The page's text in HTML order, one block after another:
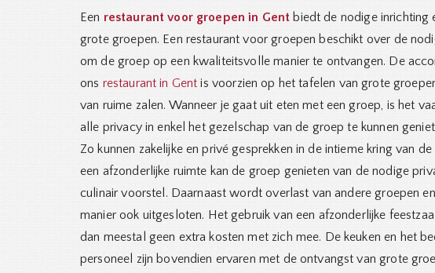
Een restaurant voor groepen in Gent biedt de nodige inrichting
grote groepen. Een restaurant voor groepen beschikt over de
om de groep op een kwaliteitsvolle manier te ontvangen. De
ons restaurant in Gent is voorzien op het tafelen van grote
van ruime zalen. Wanneer je gaat uit eten met een groep, is het
alle privacy in enkel het gezelschap van de groep te kunnen
Zo kunnen zakelijke en privé gesprekken in de intieme kring van
een afzonderlijke ruimte kan de groep genieten van de nodige
culinair voorstel. Daarnaast wordt overlast van andere groepen
manier ook uitgesloten. Het gebruik van een afzonderlijke
dan meestal geen extra kosten met zich mee. De keuken en het
personeel zijn bovendien ervaren met de ontvangst van grote